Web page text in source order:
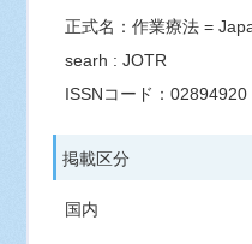
正式名：作業療法 =
searh : JOTR
ISSNコード：02894920
掲載区分
国内